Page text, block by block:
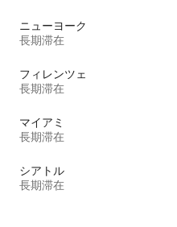
ニューヨーク
長期滞在
フィレンツェ
長期滞在
マイアミ
長期滞在
シアトル
長期滞在